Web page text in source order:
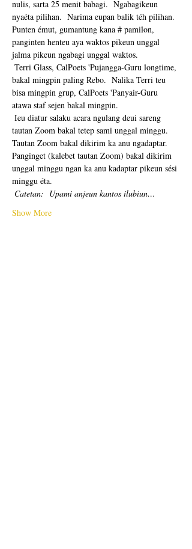
nulis, sarta 25 menit babagi.  Ngabagikeun
nyaéta pilihan.  Narima eupan balik téh pilihan.
Punten émut, gumantung kana # pamilon,
panginten henteu aya waktos pikeun unggal
jalma pikeun ngabagi unggal waktos.
bakal mingpin paling Rebo.  Nalika Terri teu
bisa mingpin grup, CalPoets 'Panyair-Guru
atawa staf sejen bakal mingpin.
tautan Zoom bakal tetep sami unggal minggu.
Tautan Zoom bakal dikirim ka anu ngadaptar.
Panginget (kalebet tautan Zoom) bakal dikirim
unggal minggu ngan ka anu kadaptar pikeun sési
minggu éta.
Catetan: Upami anjeun kantos ilubiun…
Show More